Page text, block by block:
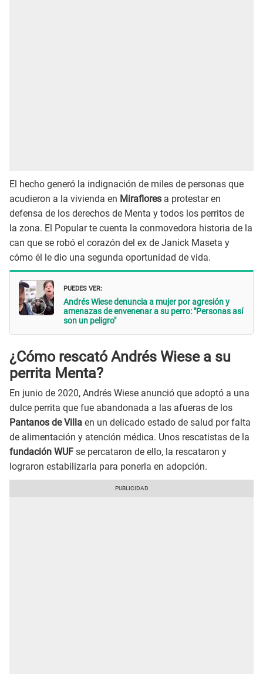
El hecho generó la indignación de miles de personas que
acudieron a la vivienda en Miraflores a protestar en
defensa de los derechos de Menta y todos los perritos de
la zona. El Popular te cuenta la conmovedora historia de la
can que se robó el corazón del ex de Janick Maseta y
cómo él le dio una segunda oportunidad de vida.
PUEDES VER:
Andrés Wiese denuncia a mujer por agresión y
amenazas de envenenar a su perro: "Personas así
son un peligro"
¿Cómo rescató Andrés Wiese a su
perrita Menta?
En junio de 2020, Andrés Wiese anunció que adoptó a una
dulce perrita que fue abandonada a las afueras de los
Pantanos de Villa en un delicado estado de salud por falta
de alimentación y atención médica. Unos rescatistas de la
fundación WUF se percataron de ello, la rescataron y
lograron estabilizarla para ponerla en adopción.